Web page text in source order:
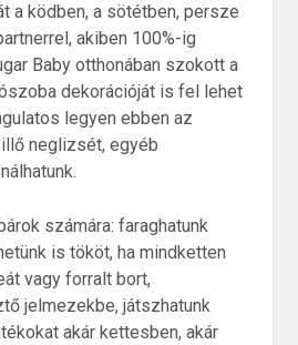
a ködben, a sötétben, persze
akiben 100%-ig
Baby otthonában szokott a
dekorációját is fel lehet
legyen ebben az
neglizsét, egyéb
számára: faraghatunk
is tököt, ha mindketten
vagy forralt bort,
jelmezekbe, játszhatunk
akár kettesben, akár